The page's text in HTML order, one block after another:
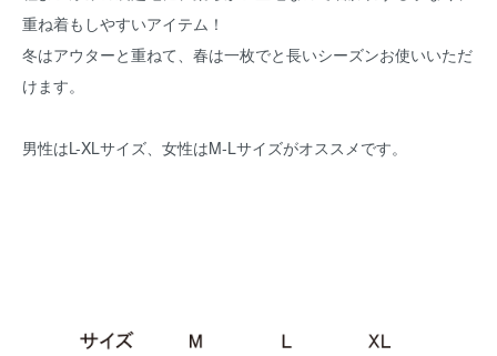
重ね着もしやすいアイテム！
冬はアウターと重ねて、春は一枚でと長いシーズンお使いいただ
けます。
男性はL-XLサイズ、女性はM-Lサイズがオススメです。